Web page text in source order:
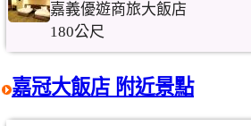
嘉義優遊商旅大飯店
180公尺
嘉冠大飯店 附近景點